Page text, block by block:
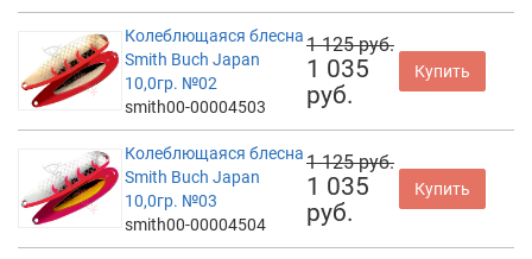
Колеблющаяся блесна
Smith Buch Japan
10,0гр. №02
smith00-00004503
1 125 руб.
1 035
руб.
Купить
Колеблющаяся блесна
Smith Buch Japan
10,0гр. №03
smith00-00004504
1 125 руб.
1 035
руб.
Купить